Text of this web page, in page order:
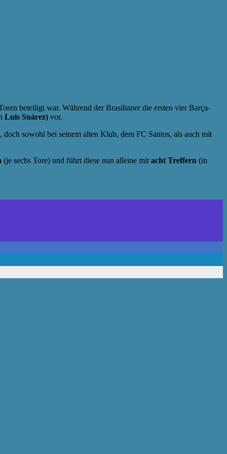
beteiligt war. Während der Brasilianer die ersten vier Barça-
Luis Suárez) vor.
sowohl bei seinem alten Klub, dem FC Santos, als auch mit
(je sechs Tore) und führt diese nun alleine mit acht Treffern (in